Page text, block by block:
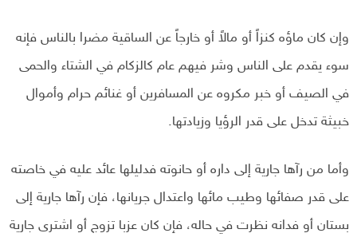
وإن كان ماؤه کنزاً أو مالاً أو خارجاً عن الساقية مضرا بالناس فإنه
سوء يقدم على الناس وشر فيهم عام كالزكام في الشتاء والحمى
في الصيف أو خبر مکروه عن المسافرين أو غنائم حرام وأموال
خبيثة تدخل على قدر الرؤيا وزيادتها.
وأما من رآها جارية إلى داره أو حانوته فدليلها عائد عليه في خاصته
على قدر صفائها وطيب مائها واعتدال جریانها، فإن رآها جارية إلى
بستان أو فدانه نظرت في حاله، فإن كان عزبا تزوج أو اشترى جارية